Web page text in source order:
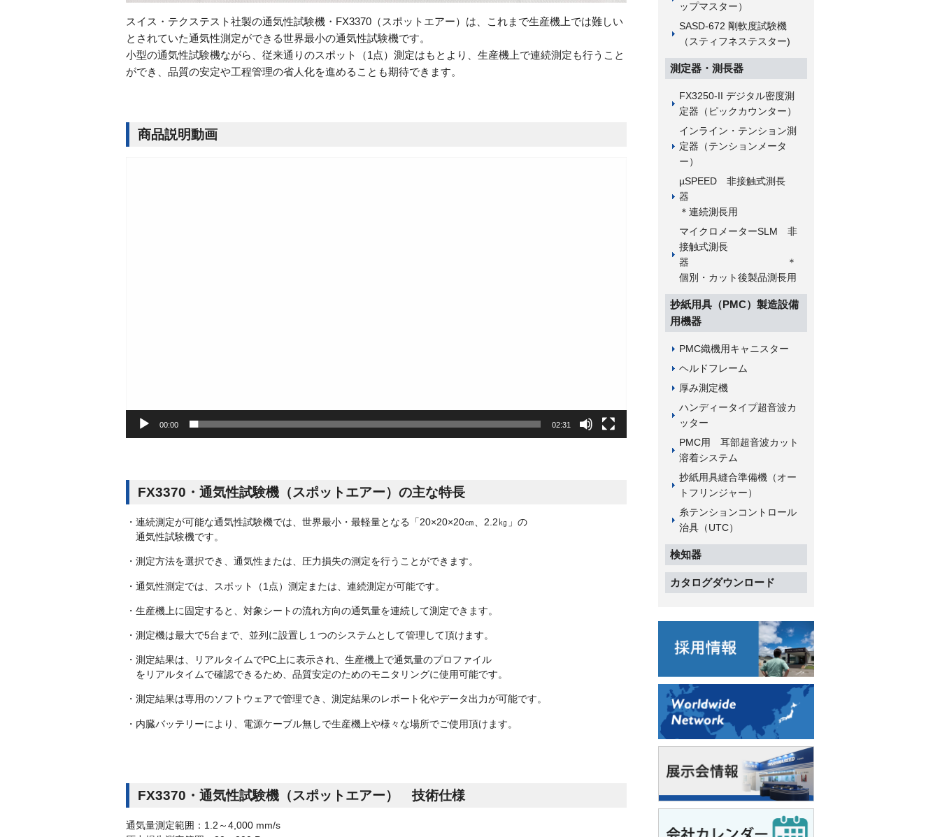
スイス・テクステスト社製の通気性試験機・FX3370（スポットエアー）は、これまで生産機上では難しい
とされていた通気性測定ができる世界最小の通気性試験機です。
小型の通気性試験機ながら、従来通りのスポット（1点）測定はもとより、生産機上で連続測定も行うこと
ができ、品質の安定や工程管理の省人化を進めることも期待できます。
商品説明動画
00:00 02:31
FX3370・通気性試験機（スポットエアー）の主な特長
・連続測定が可能な通気性試験機では、世界最小・最軽量となる「20×20×20㎝、2.2㎏」の
通気性試験機です。
・測定方法を選択でき、通気性または、圧力損失の測定を行うことができます。
・通気性測定では、スポット（1点）測定または、連続測定が可能です。
・生産機上に固定すると、対象シートの流れ方向の通気量を連続して測定できます。
・測定機は最大で5台まで、並列に設置し１つのシステムとして管理して頂けます。
・測定結果は、リアルタイムでPC上に表示され、生産機上で通気量のプロファイル
をリアルタイムで確認できるため、品質安定のためのモニタリングに使用可能です。
・測定結果は専用のソフトウェアで管理でき、測定結果のレポート化やデータ出力が可能です。
・内臓バッテリーにより、電源ケーブル無しで生産機上や様々な場所でご使用頂けます。
FX3370・通気性試験機（スポットエアー） 技術仕様
通気量測定範囲：1.2～4,000 mm/s
ップマスター）
SASD-672 剛軟度試験機
（スティフネステスター)
測定器・測長器
FX3250-II デジタル密度測
定器（ピックカウンター）
インライン・テンション測
定器（テンションメータ
ー）
µSPEED 非接触式測長
器
＊連続測長用
マイクロメーターSLM 非
接触式測長
器 ＊
個別・カット後製品測長用
抄紙用具（PMC）製造設備
用機器
PMC織機用キャニスター
ヘルドフレーム
厚み測定機
ハンディータイプ超音波カ
ッター
PMC用 耳部超音波カット
溶着システム
抄紙用具縫合準備機（オー
トフリンジャー）
糸テンションコントロール
治具（UTC）
検知器
カタログダウンロード